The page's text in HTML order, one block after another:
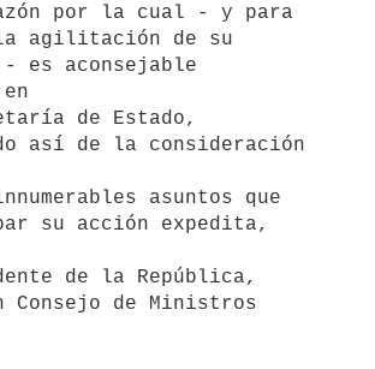
por la cual - y para
agilitación de su
es aconsejable
de Estado,
así de la consideración
asuntos que
su acción expedita,
Consejo de Ministros